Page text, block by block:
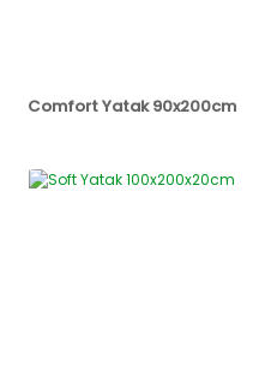
Comfort Yatak 90x200cm